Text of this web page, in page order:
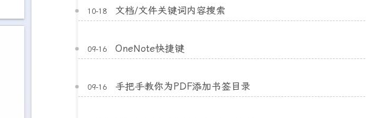
10-18 文档/文件关键词内容搜索
09-16 OneNote快捷键
09-16 手把手教你为PDF添加书签目录